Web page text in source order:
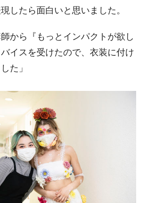
したら面白いと思いました。
から『もっとインパクトが欲し
イスを受けたので、衣装に付け
た」